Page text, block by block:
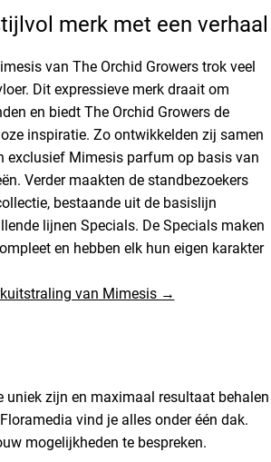
merk met een verhaal
van The Orchid Growers trok veel
Dit expressieve merk draait om
en biedt The Orchid Growers de
inspiratie. Zo ontwikkelden zij samen
exclusief Mimesis parfum op basis van
Verder maakten de standbezoekers
bestaande uit de basislijn
lijnen Specials. De Specials maken
en hebben elk hun eigen karakter
van Mimesis →
uniek zijn en maximaal resultaat behalen
vind je alles onder één dak.
mogelijkheden te bespreken.